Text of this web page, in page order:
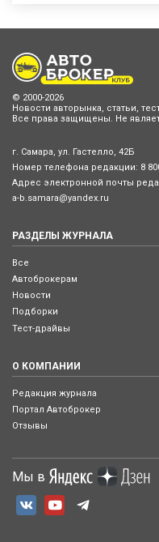
© 2000-2026
Новости авторынка, статьи,
Все права защищены. Не
г. Самара, ул. Гастелло, 42Б
Номер телефона редакции: 8
Адрес электронной почты
a-b.samara@yandex.ru
РАЗДЕЛЫ ЖУРНАЛА
Все
Автоброкерам
Новости
Подборки
Тест-драйвы
О КОМПАНИИ
Редакция журнала
Портал Автоброкер
Отзывы
Мы в